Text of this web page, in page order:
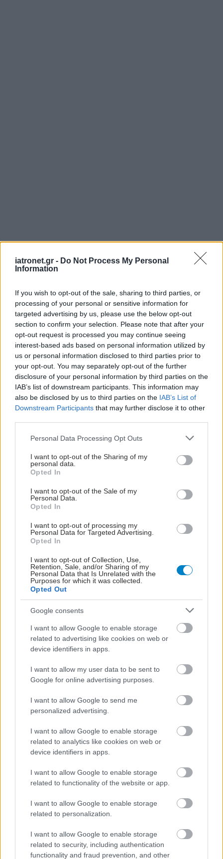
iatronet.gr - Do Not Process My Personal
Information
If you wish to opt-out of the sale, sharing to third parties, or
processing of your personal or sensitive information for
targeted advertising by us, please use the below opt-out
section to confirm your selection. Please note that after your
opt-out request is processed you may continue seeing
interest-based ads based on personal information utilized by
us or personal information disclosed to third parties prior to
your opt-out. You may separately opt-out of the further
disclosure of your personal information by third parties on the
IAB’s list of downstream participants. This information may
also be disclosed by us to third parties on the IAB’s List of
Downstream Participants that may further disclose it to other
Please note that this website/app uses one or more Google
not limited to your visit or usage behaviour. You may click to
grant or deny consent to Google and its third-party tags to
use your data for below specified purposes in below Google
consent section.
Personal Data Processing Opt Outs
I want to opt-out of the Sharing of my
personal data.
Opted In
I want to opt-out of the Sale of my
Personal Data.
Opted In
I want to opt-out of processing my
Personal Data for Targeted Advertising.
Opted In
I want to opt-out of Collection, Use,
Retention, Sale, and/or Sharing of my
Personal Data that Is Unrelated with the
Purposes for which it was collected.
Opted Out
Google consents
I want to allow Google to enable storage
related to advertising like cookies on web or
device identifiers in apps.
I want to allow my user data to be sent to
Google for online advertising purposes.
I want to allow Google to send me
personalized advertising.
I want to allow Google to enable storage
related to analytics like cookies on web or
device identifiers in apps.
I want to allow Google to enable storage
related to functionality of the website or app.
I want to allow Google to enable storage
related to personalization.
I want to allow Google to enable storage
related to security, including authentication
functionality and fraud prevention, and other
ΜΠΕΙΤΕ ΣΤΗ ΣΥΖΗΤΗΣΗ
Προσθήκη Σχολίου